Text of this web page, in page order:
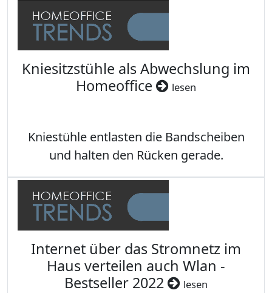
Kniesitzstühle als Abwechslung im
Homeoffice
lesen
Kniestühle entlasten die Bandscheiben
und halten den Rücken gerade.
Internet über das Stromnetz im
Haus verteilen auch Wlan -
Bestseller 2022
lesen